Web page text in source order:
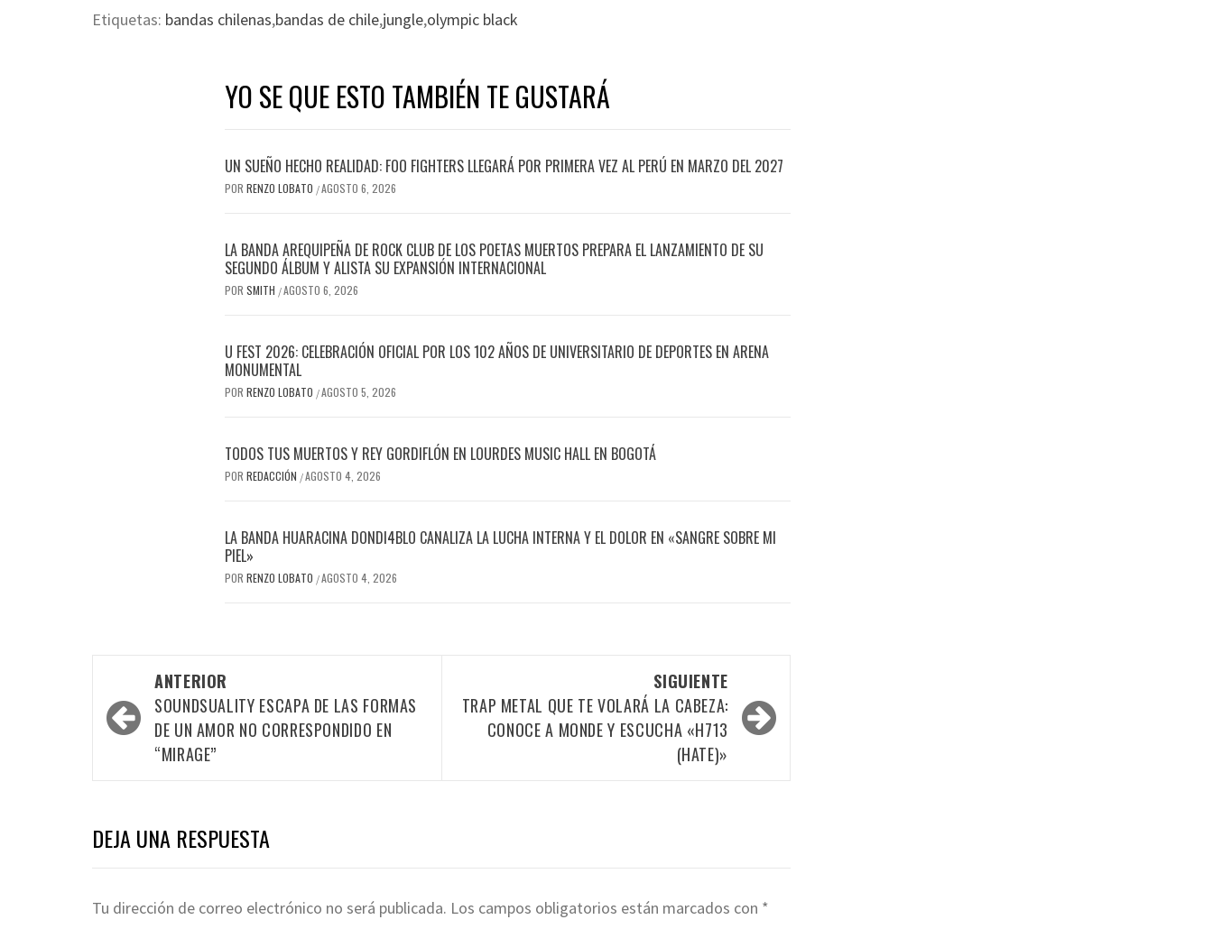
Etiquetas: bandas chilenas,bandas de chile,jungle,olympic black
YO SE QUE ESTO TAMBIÉN TE GUSTARÁ
UN SUEÑO HECHO REALIDAD: FOO FIGHTERS LLEGARÁ POR PRIMERA VEZ AL PERÚ EN MARZO DEL 2027
POR RENZO LOBATO /AGOSTO 6, 2026
LA BANDA AREQUIPEÑA DE ROCK CLUB DE LOS POETAS MUERTOS PREPARA EL LANZAMIENTO DE SU
SEGUNDO ÁLBUM Y ALISTA SU EXPANSIÓN INTERNACIONAL
POR SMITH /AGOSTO 6, 2026
U FEST 2026: CELEBRACIÓN OFICIAL POR LOS 102 AÑOS DE UNIVERSITARIO DE DEPORTES EN ARENA
MONUMENTAL
POR RENZO LOBATO /AGOSTO 5, 2026
TODOS TUS MUERTOS Y REY GORDIFLÓN EN LOURDES MUSIC HALL EN BOGOTÁ
POR REDACCIÓN /AGOSTO 4, 2026
LA BANDA HUARACINA DONDI4BLO CANALIZA LA LUCHA INTERNA Y EL DOLOR EN «SANGRE SOBRE MI
PIEL»
POR RENZO LOBATO /AGOSTO 4, 2026
Navegación
por
las
entradas
ANTERIOR
SOUNDSUALITY ESCAPA DE LAS FORMAS
DE UN AMOR NO CORRESPONDIDO EN
“MIRAGE”
SIGUIENTE
TRAP METAL QUE TE VOLARÁ LA CABEZA:
CONOCE A MONDE Y ESCUCHA «H713
(HATE)»
DEJA UNA RESPUESTA
Tu dirección de correo electrónico no será publicada. Los campos obligatorios están marcados con *